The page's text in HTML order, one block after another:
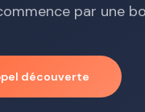
par une
découverte